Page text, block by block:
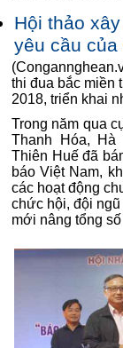
Hội thảo
yêu cầu của
thi đua bắc miền
2018, triển khai
Trong năm qua
Thanh Hóa, Hà
Thiên Huế đã
báo Việt Nam,
các hoạt động
chức hội, đội
mới nâng tổng